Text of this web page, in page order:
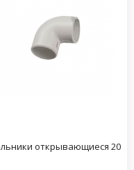
открывающиеся 20